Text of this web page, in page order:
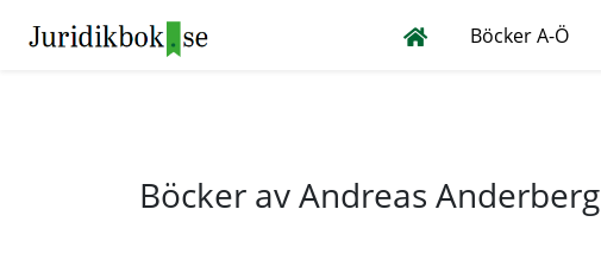
Böcker A-Ö
Böcker av Andreas Anderberg